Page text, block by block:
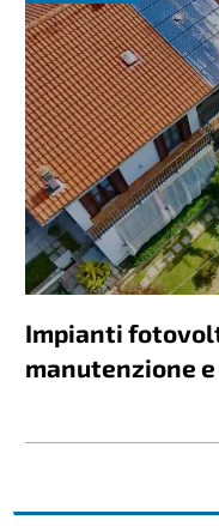
Impianti
manutenzione